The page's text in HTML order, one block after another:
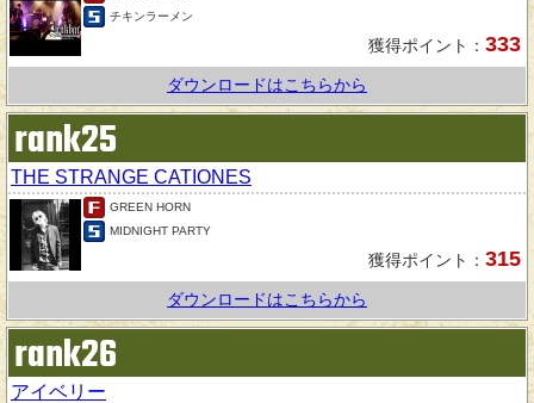
チキンラーメン
獲得ポイント： 333
ダウンロードはこちらから
rank25
THE STRANGE CATIONES
GREEN HORN
MIDNIGHT PARTY
獲得ポイント： 315
ダウンロードはこちらから
rank26
アイベリー